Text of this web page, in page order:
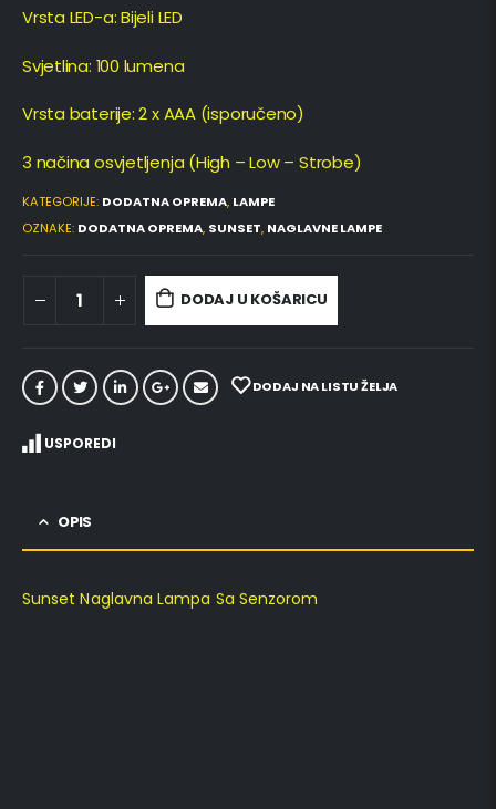
Vrsta LED-a: Bijeli LED
Svjetlina: 100 lumena
Vrsta baterije: 2 x AAA (isporučeno)
3 načina osvjetljenja (High – Low – Strobe)
KATEGORIJE: DODATNA OPREMA, LAMPE
OZNAKE: DODATNA OPREMA, SUNSET, NAGLAVNE LAMPE
DODAJ U KOŠARICU
DODAJ NA LISTU ŽELJA
USPOREDI
OPIS
Sunset Naglavna Lampa Sa Senzorom